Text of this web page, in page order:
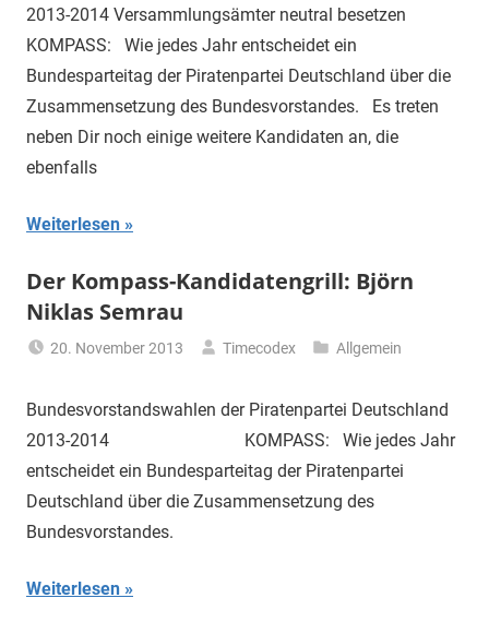
2013-2014 Versammlungsämter neutral besetzen
KOMPASS: Wie jedes Jahr entscheidet ein
Bundesparteitag der Piratenpartei Deutschland über die
Zusammensetzung des Bundesvorstandes. Es treten
neben Dir noch einige weitere Kandidaten an, die
ebenfalls
Weiterlesen
Der Kompass-Kandidatengrill: Björn
Niklas Semrau
20. November 2013 Timecodex Allgemein
Bundesvorstandswahlen der Piratenpartei Deutschland
2013-2014 KOMPASS: Wie jedes Jahr
entscheidet ein Bundesparteitag der Piratenpartei
Deutschland über die Zusammensetzung des
Bundesvorstandes.
Weiterlesen